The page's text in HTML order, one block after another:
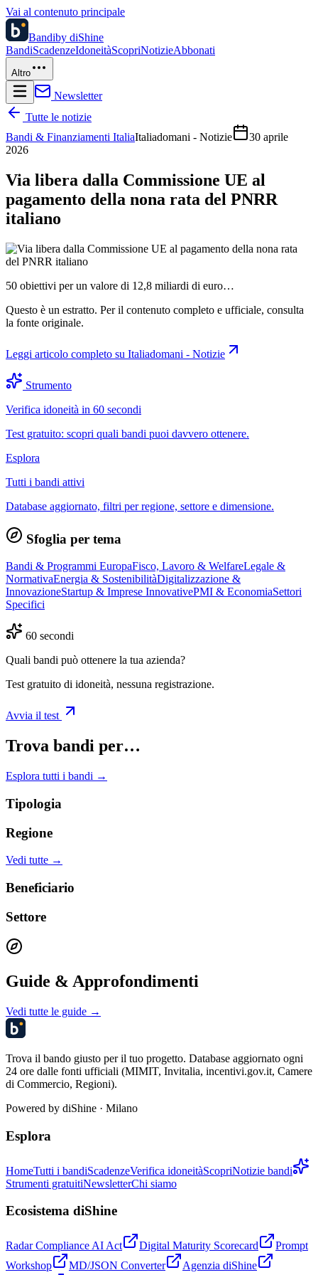
Vai al contenuto principale
Bandiby diShine
BandiScadenzeIdoneitàScopriNotizieAbbonati
Altro
Newsletter
Tutte le notizie
Bandi & Finanziamenti ItaliaItaliadomani - Notizie
30 aprile
2026
Via libera dalla Commissione UE al
pagamento della nona rata del PNRR
italiano
50 obiettivi per un valore di 12,8 miliardi di euro…
Questo è un estratto. Per il contenuto completo e ufficiale, consulta
la fonte originale.
Leggi articolo completo su Italiadomani - Notizie
Strumento
Verifica idoneità in 60 secondi
Test gratuito: scopri quali bandi puoi davvero ottenere.
Esplora
Tutti i bandi attivi
Database aggiornato, filtri per regione, settore e dimensione.
Sfoglia per tema
Bandi & Programmi EuropaFisco, Lavoro & WelfareLegale &
NormativaEnergia & SostenibilitàDigitalizzazione &
InnovazioneStartup & Imprese InnovativePMI & EconomiaSettori
Specifici
60 secondi
Quali bandi può ottenere la tua azienda?
Test gratuito di idoneità, nessuna registrazione.
Avvia il test
Trova bandi per…
Esplora tutti i bandi →
Tipologia
Regione
Vedi tutte →
Beneficiario
Settore
Guide & Approfondimenti
Vedi tutte le guide →
Trova il bando giusto per il tuo progetto. Database aggiornato ogni
24 ore dalle fonti ufficiali (MIMIT, Invitalia, incentivi.gov.it, Camere
di Commercio, Regioni).
Powered by diShine · Milano
Esplora
HomeTutti i bandiScadenzeVerifica idoneitàScopriNotizie bandi
Strumenti gratuitiNewsletterChi siamo
Ecosistema diShine
Radar Compliance AI Act Digital Maturity Scorecard
Prompt
Workshop
MD/JSON Converter Agenzia diShine